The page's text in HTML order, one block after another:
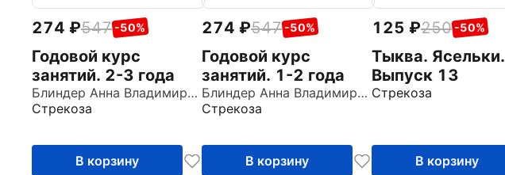
274 547 -50%
Годовой курс
занятий. 2-3 года
Блиндер Анна Владимировна
Стрекоза
В корзину
274 547 -50%
Годовой курс
занятий. 1-2 года
Блиндер Анна Владимировна
Стрекоза
В корзину
125 250 -50%
Тыква. Ясельки.
Выпуск 13
Стрекоза
В корзину